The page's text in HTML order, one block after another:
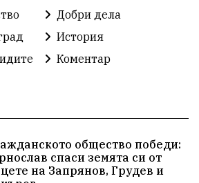
Добри дела
История
Коментар
общество победи:
спаси земята си от
на Запрянов, Грудев и